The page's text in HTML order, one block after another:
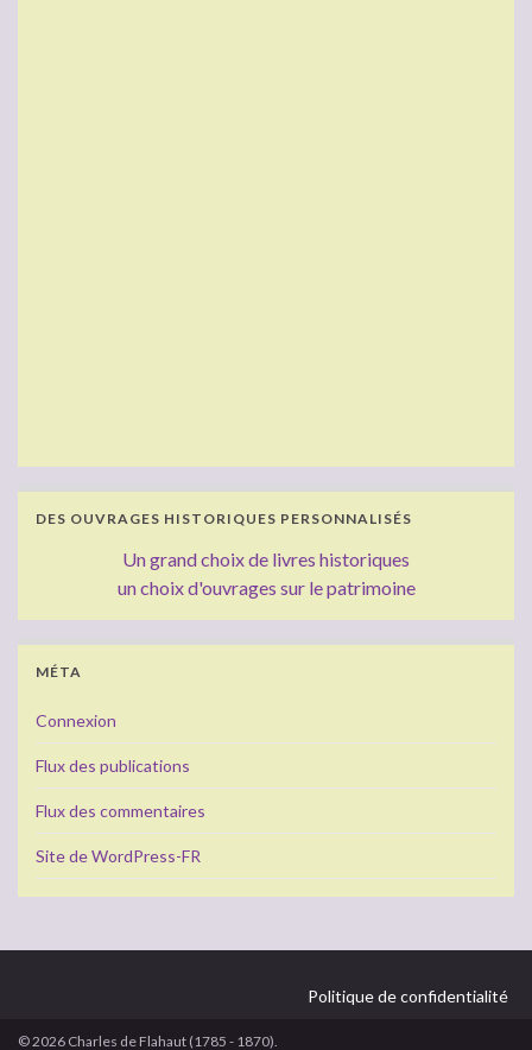
DES OUVRAGES HISTORIQUES PERSONNALISÉS
Un grand choix de livres historiques
un choix d'ouvrages sur le patrimoine
MÉTA
Connexion
Flux des publications
Flux des commentaires
Site de WordPress-FR
Politique de confidentialité
© 2026 Charles de Flahaut (1785 - 1870).